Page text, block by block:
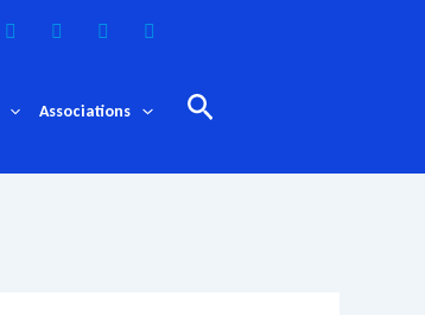
Associations Rechercher